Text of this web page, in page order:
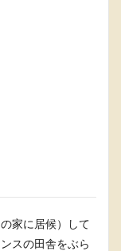
家に居候）して
スの田舎をぶら